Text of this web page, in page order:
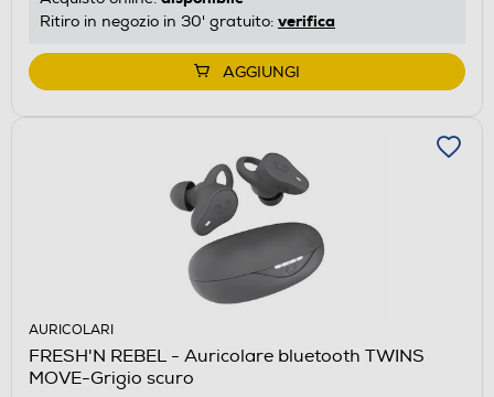
Ritiro in negozio in 30' gratuito: verifica
AGGIUNGI
AURICOLARI
FRESH'N REBEL - Auricolare bluetooth TWINS
MOVE-Grigio scuro